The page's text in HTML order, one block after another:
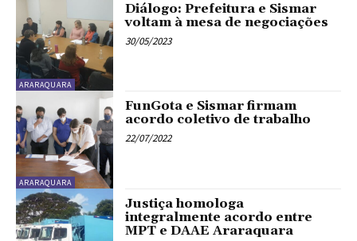
ARARAQUARA
Diálogo: Prefeitura e Sismar
voltam à mesa de negociações
30/05/2023
ARARAQUARA
FunGota e Sismar firmam
acordo coletivo de trabalho
22/07/2022
Justiça homologa
integralmente acordo entre
MPT e DAAE Araraquara